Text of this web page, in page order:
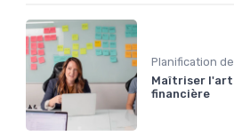
Planification
Maîtriser l'art
financière